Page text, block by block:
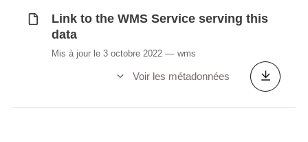
Link to the WMS Service serving this
data
Mis à jour le 3 octobre 2022 wms
Voir les métadonnées